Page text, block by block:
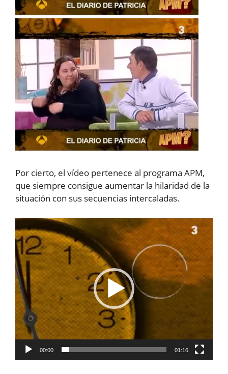
Por cierto, el vídeo pertenece al programa APM,
que siempre consigue aumentar la hilaridad de la
situación con sus secuencias intercaladas.
Reproductor
de
vídeo
00:00 01:16